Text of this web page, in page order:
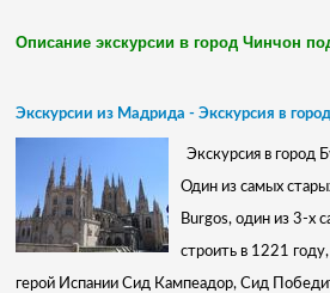
Описание экскурсии в город Чинчон
Экскурсии из Мадрида - Экскурсия в
Экскурсия в город
Один из самых
Burgos, один из 3-х
строить в 1221
герой Испании Сид Кампеадор, Сид